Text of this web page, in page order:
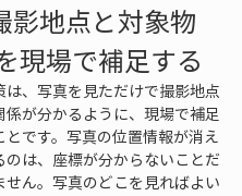
影地点と対象物
現場で補足する
は、写真を見ただけで撮影地点
係が分かるように、現場で補足
とです。写真の位置情報が消え
のは、座標が分からないことだ
せん。写真のどこを見ればよい